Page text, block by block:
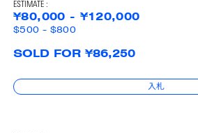
ESTIMATE :
¥80,000 - ¥120,000
$500 - $800
SOLD FOR ¥86,250
入札